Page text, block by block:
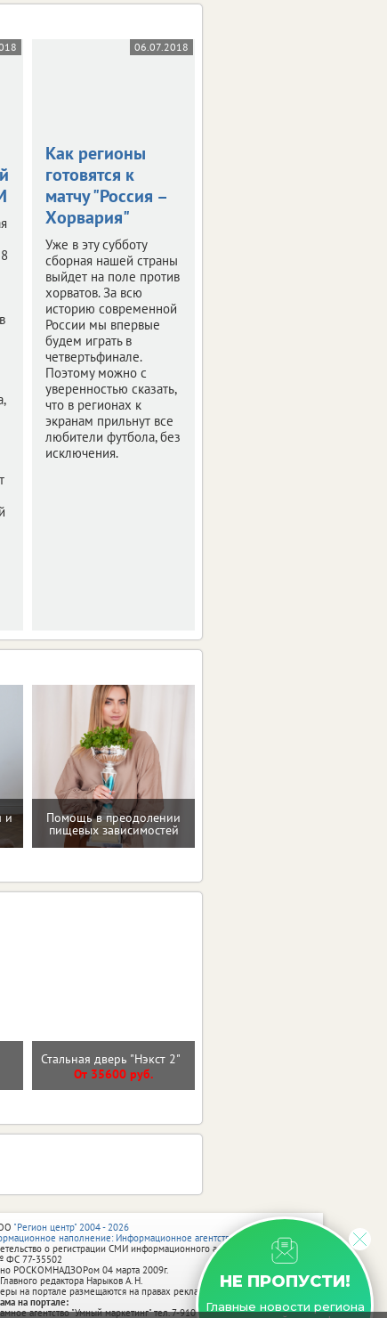
06.07.2018
Как регионы
готовятся к
матчу "Россия –
Хорвария"
Уже в эту субботу
сборная нашей страны
выйдет на поле против
хорватов. За всю
историю современной
России мы впервые
будем играть в
четвертьфинале.
Поэтому можно с
уверенностью сказать,
что в регионах к
экранам прильнут все
любители футбола, без
исключения.
и Помощь в преодолении
пищевых зависимостей
Стальная дверь "Нэкст 2"
От 35600 руб.
НЕ ПРОПУСТИ!
Главные новости региона
"Регион центр" 2004 - 2026
наполнение: Информационное агентство vRossii.ru
о регистрации СМИ информационного агентства vRossii.ru
ФС 77‑35502
РОСКОМНАДЗОРом 04 марта 2009г.
редактора Нарыков А. Н.
на портале размещаются на правах рекламы.
на портале:
агентство "Умный маркетинг" тел. 7-910-267-70-40,